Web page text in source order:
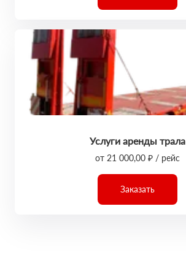
Услуги аренды трала
от 21 000,00 ₽ / рейс
Заказать